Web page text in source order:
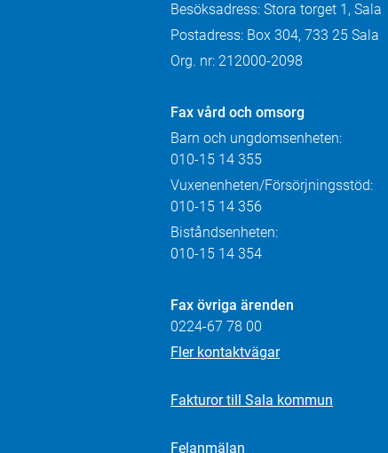
Besöksadress: Stora torget 1, Sala
Postadress: Box 304, 733 25 Sala
Org. nr: 212000-2098
Fax vård och omsorg
Barn och ungdomsenheten:
010-15 14 355
Vuxenenheten/Försörjningsstöd:
010-15 14 356
Biståndsenheten:
010-15 14 354
Fax övriga ärenden
0224-67 78 00
Fler kontaktvägar
Fakturor till Sala kommun
Felanmälan